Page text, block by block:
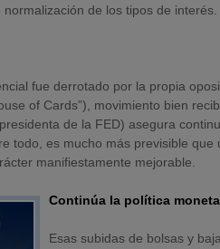
de los tipos de interés.
fue derrotado por la propia
of Cards”), movimiento bien
de la FED) asegura
todo, es mucho más previsible
manifiestamente mejorable.
Continúa la política
Esas subidas de bolsas y